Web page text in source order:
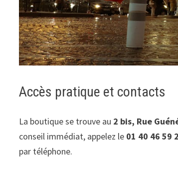
Accès pratique et contacts
La boutique se trouve au 2 bis, Rue
conseil immédiat, appelez le 01 40 46 59
par téléphone.